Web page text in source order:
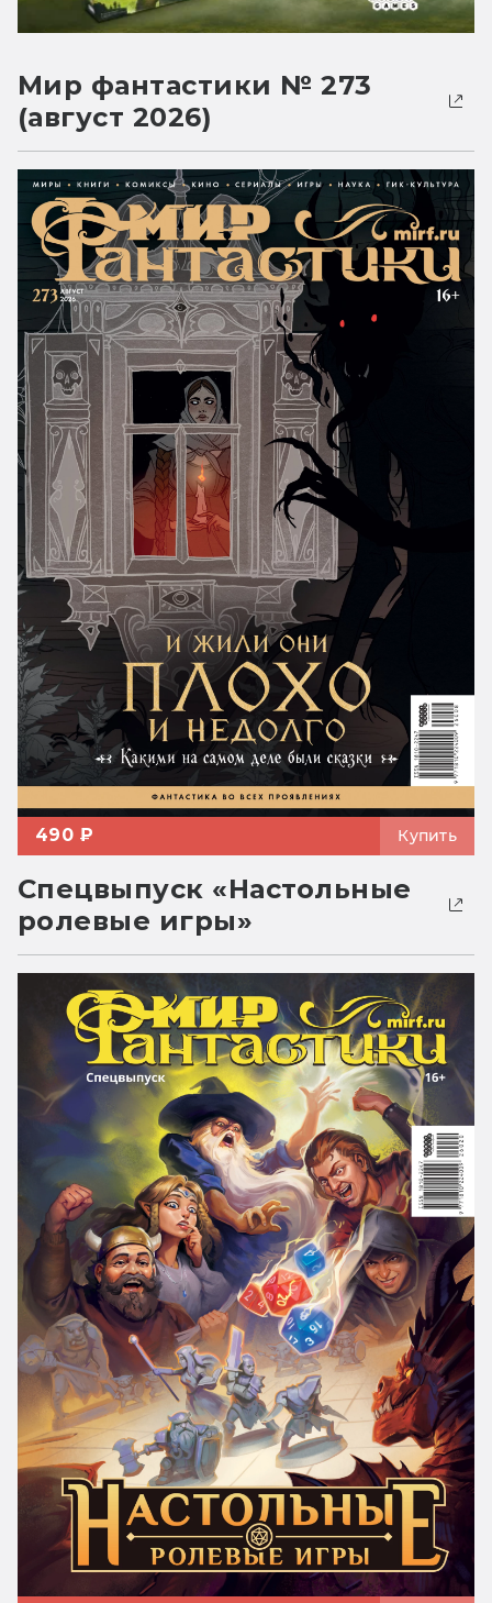
Мир фантастики № 273
(август 2026)
490 ₽ Купить
Спецвыпуск «Настольные
ролевые игры»